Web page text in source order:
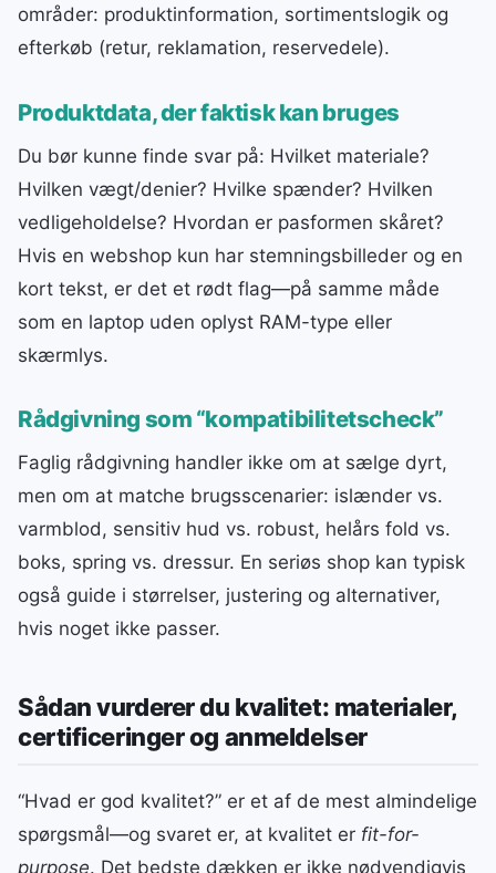
områder: produktinformation, sortimentslogik og
efterkøb (retur, reklamation, reservedele).
Produktdata, der faktisk kan bruges
Du bør kunne finde svar på: Hvilket materiale?
Hvilken vægt/denier? Hvilke spænder? Hvilken
vedligeholdelse? Hvordan er pasformen skåret?
Hvis en webshop kun har stemningsbilleder og en
kort tekst, er det et rødt flag—på samme måde
som en laptop uden oplyst RAM-type eller
skærmlys.
Rådgivning som “kompatibilitetscheck”
Faglig rådgivning handler ikke om at sælge dyrt,
men om at matche brugsscenarier: islænder vs.
varmblod, sensitiv hud vs. robust, helårs fold vs.
boks, spring vs. dressur. En seriøs shop kan typisk
også guide i størrelser, justering og alternativer,
hvis noget ikke passer.
Sådan vurderer du kvalitet: materialer,
certificeringer og anmeldelser
“Hvad er god kvalitet?” er et af de mest almindelige
spørgsmål—og svaret er, at kvalitet er fit-for-
purpose. Det bedste dækken er ikke nødvendigvis